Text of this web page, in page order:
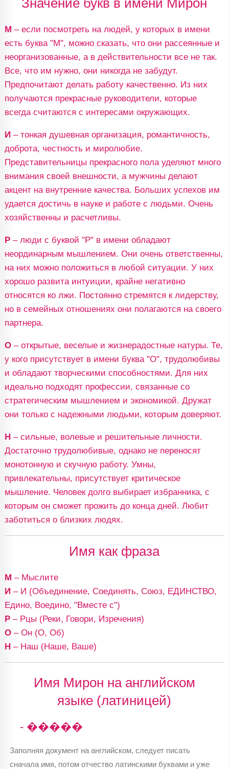
Значение букв в имени Мирон
М – если посмотреть на людей, у которых в имени
есть буква "М", можно сказать, что они рассеянные и
неорганизованные, а в действительности все не так.
Все, что им нужно, они никогда не забудут.
Предпочитают делать работу качественно. Из них
получаются прекрасные руководители, которые
всегда считаются с интересами окружающих.
И – тонкая душевная организация, романтичность,
доброта, честность и миролюбие.
Представительницы прекрасного пола уделяют много
внимания своей внешности, а мужчины делают
акцент на внутренние качества. Больших успехов им
удается достичь в науке и работе с людьми. Очень
хозяйственны и расчетливы.
Р– люди с буквой "Р" в имени обладают
неординарным мышлением. Они очень ответственны,
на них можно положиться в любой ситуации. У них
хорошо развита интуиции, крайне негативно
относятся ко лжи. Постоянно стремятся к лидерству,
но в семейных отношениях они полагаются на своего
партнера.
О– открытые, веселые и жизнерадостные натуры. Те,
у кого присутствует в имени буква "О", трудолюбивы
и обладают творческими способностями. Для них
идеально подходят профессии, связанные со
стратегическим мышлением и экономикой. Дружат
они только с надежными людьми, которым доверяют.
Н– сильные, волевые и решительные личности.
Достаточно трудолюбивые, однако не переносят
монотонную и скучную работу. Умны,
привлекательны, присутствует критическое
мышление. Человек долго выбирает избранника, с
которым он сможет прожить до конца дней. Любит
заботиться о близких людях.
Имя как фраза
М – Мыслите
И – И (Объединение, Соединять, Союз, ЕДИНСТВО,
Едино, Воедино, "Вместе с")
Р– Рцы (Реки, Говори, Изречения)
О– Он (О, Об)
Н– Наш (Наше, Ваше)
Имя Мирон на английском
языке (латиницей)
- �����
Заполняя документ на английском, следует писать
сначала имя, потом отчество латинскими буквами и уже